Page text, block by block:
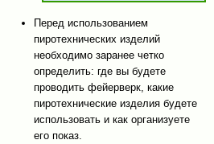
Перед использованием
пиротехнических изделий
необходимо заранее четко
определить: где вы будете
проводить фейерверк, какие
пиротехнические изделия будете
использовать и как организуете
его показ.